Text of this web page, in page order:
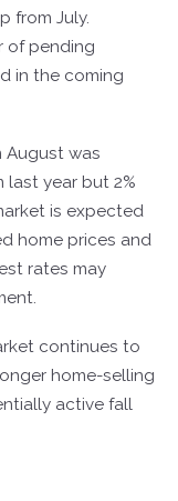
from July.
of pending
in the coming
August was
last year but 2%
is expected
home prices and
rates may
continues to
home-selling
active fall